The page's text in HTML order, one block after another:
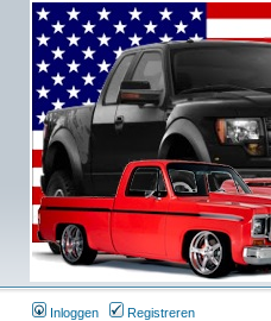
Inloggen Registreren